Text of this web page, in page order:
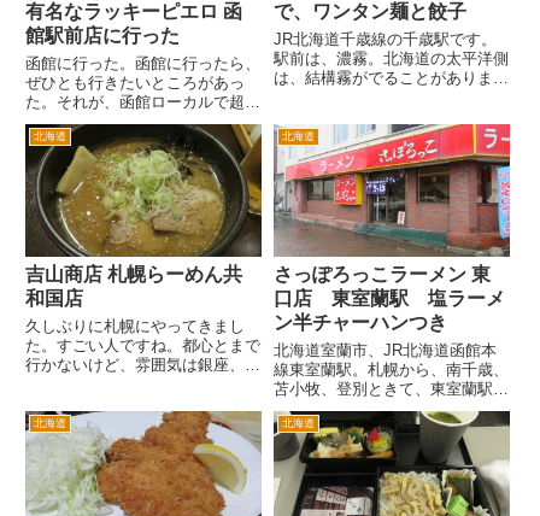
有名なラッキーピエロ 函
館駅前店に行った
函館に行った。函館に行ったら、
ぜひとも行きたいところがあっ
た。それが、函館ローカルで超有
名なハンバーガー店「ラッキーピ
エロ」。 ハンバーガー店という
とマクドナルド、ロッテリア、モ
スバーガーなど全国チェーンがい
ろいろありますが・・・このラッ
キ...
で、ワンタン麺と餃子
JR北海道千歳線の千歳駅です。
駅前は、濃霧。北海道の太平洋側
は、結構霧がでることがありま
千歳駅前を出て、さて夕飯は何に
しようかと考えていると、すぐ左
手にある黄色い看板がすぐ目につ
き...
北海道
吉山商店 札幌らーめん共
和国店
久しぶりに札幌にやってきまし
た。すごい人ですね。都心とまで
行かないけど、雰囲気は銀座、新
の人中心に外国人観光客が多いで
すね。 ラーメンが食べたいけ
ど、歩き回るのはいやなので、近
くで...
北海道
さっぽろっこラーメン 東
口店 東室蘭駅 塩ラーメ
ン半チャーハンつき
北海道室蘭市、JR北海道函館本
線東室蘭駅。札幌から、南千歳、
苫小牧、登別ときて、東室蘭駅で
す。その先は、ずっといくと終点
は函館です。 ここから室蘭駅へ
の支線がでています。そのため室
蘭方面の乗換駅なので、特急列車
も停車する駅です。 そのため
行...
北海道 北海道